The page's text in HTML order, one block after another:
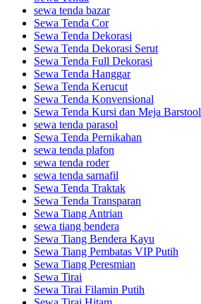
sewa tenda bazar
Sewa Tenda Cor
Sewa Tenda Dekorasi
Sewa Tenda Dekorasi Serut
Sewa Tenda Full Dekorasi
Sewa Tenda Hanggar
Sewa Tenda Kerucut
Sewa Tenda Konvensional
Sewa Tenda Kursi dan Meja Barstool
sewa tenda parasol
Sewa Tenda Pernikahan
sewa tenda plafon
sewa tenda roder
sewa tenda sarnafil
Sewa Tenda Traktak
Sewa Tenda Transparan
Sewa Tiang Antrian
sewa tiang bendera
Sewa Tiang Bendera Kayu
Sewa Tiang Pembatas VIP Putih
Sewa Tiang Peresmian
Sewa Tirai
Sewa Tirai Filamin Putih